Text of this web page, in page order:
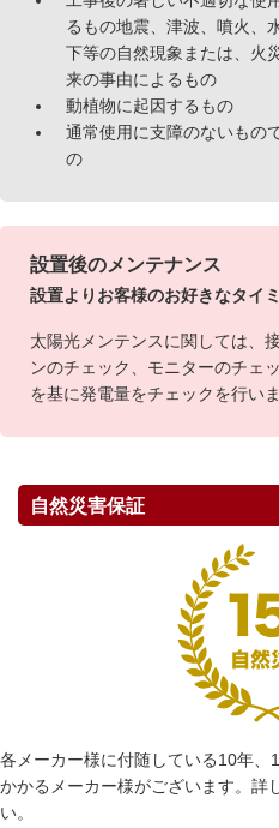
るもの地震、津波、噴火、
下等の自然現象または、火
来の事由によるもの
動植物に起因するもの
通常使用に支障のないもの
の
設置後のメンテナンス
設置よりお客様のお好きなタイ
太陽光メンテンスに関しては、
ンのチェック、モニターのチェ
を基に発電量をチェックを行いま
自然災害保証
各メーカー様に付随している10年
かかるメーカー様がございます。詳
い。